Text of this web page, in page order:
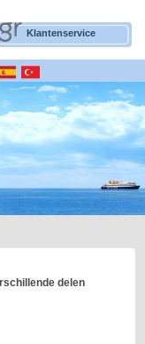
Klantenservice
delen